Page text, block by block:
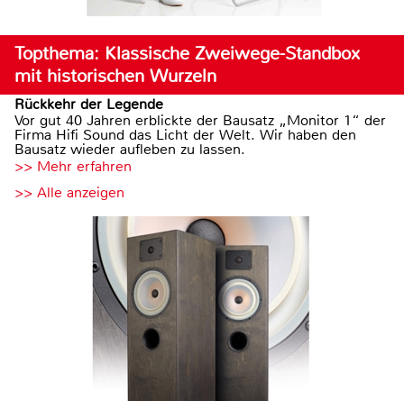
Topthema: Klassische Zweiwege-Standbox
mit historischen Wurzeln
Rückkehr der Legende
Vor gut 40 Jahren erblickte der Bausatz „Monitor 1“ der
Firma Hifi Sound das Licht der Welt. Wir haben den
Bausatz wieder aufleben zu lassen.
>> Mehr erfahren
>> Alle anzeigen